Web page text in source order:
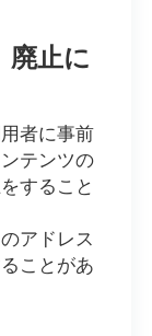
廃止に
者に事前
テンツの
すること
アドレス
ことがあ